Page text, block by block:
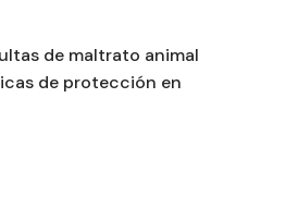
de maltrato animal
de protección en